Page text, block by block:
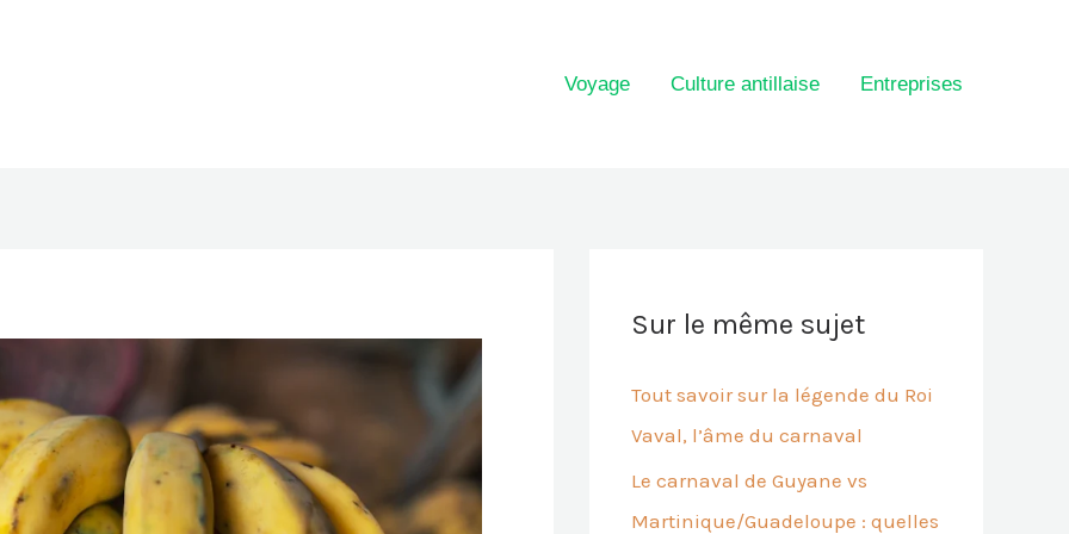
Voyage Culture antillaise Entreprises
Sur le même sujet
Tout savoir sur la légende du Roi
Vaval, l’âme du carnaval
Le carnaval de Guyane vs
Martinique/Guadeloupe : quelles